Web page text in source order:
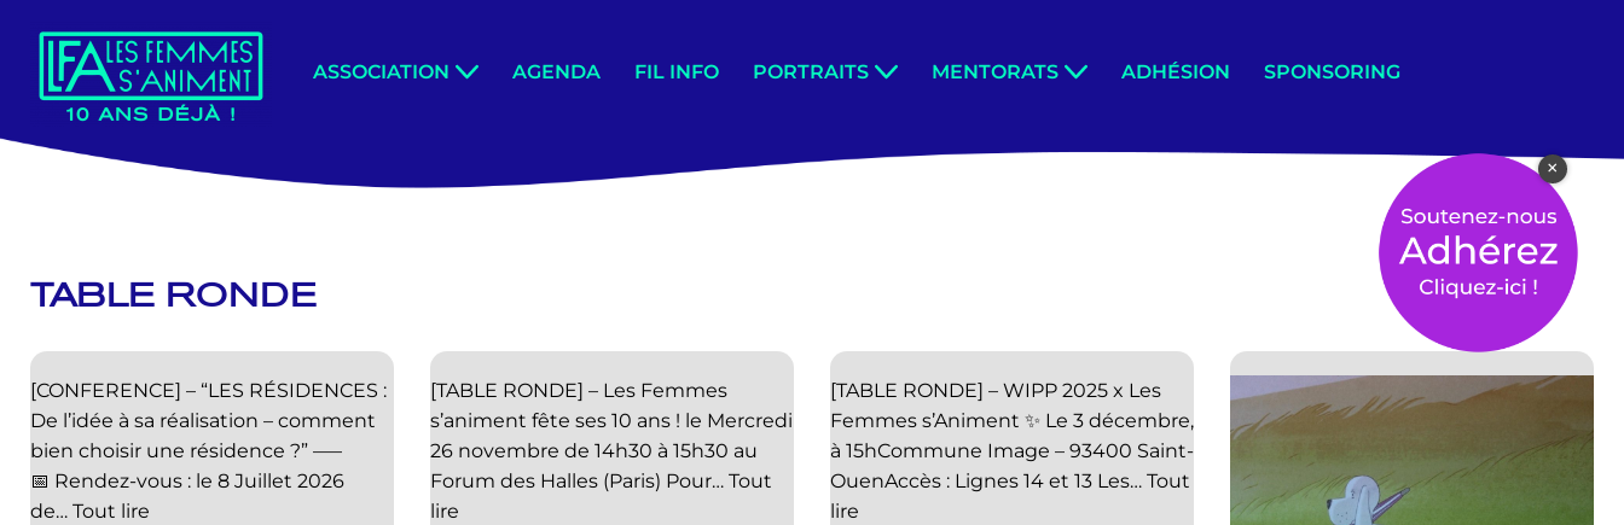
Aller
au
contenu
ASSOCIATION AGENDA FIL INFO PORTRAITS MENTORATS ADHÉSION SPONSORING
TABLE RONDE
[CONFERENCE] – “LES RÉSIDENCES :
De l’idée à sa réalisation – comment
bien choisir une résidence ?” —–
📅 Rendez-vous : le 8 Juillet 2026
de… Tout lire
[TABLE RONDE] – Les Femmes
s’animent fête ses 10 ans ! le Mercredi
26 novembre de 14h30 à 15h30 au
Forum des Halles (Paris) Pour… Tout
lire
[TABLE RONDE] – WIPP 2025 x Les
Femmes s’Animent ✨ Le 3 décembre,
à 15hCommune Image – 93400 Saint-
OuenAccès : Lignes 14 et 13 Les… Tout
lire
×